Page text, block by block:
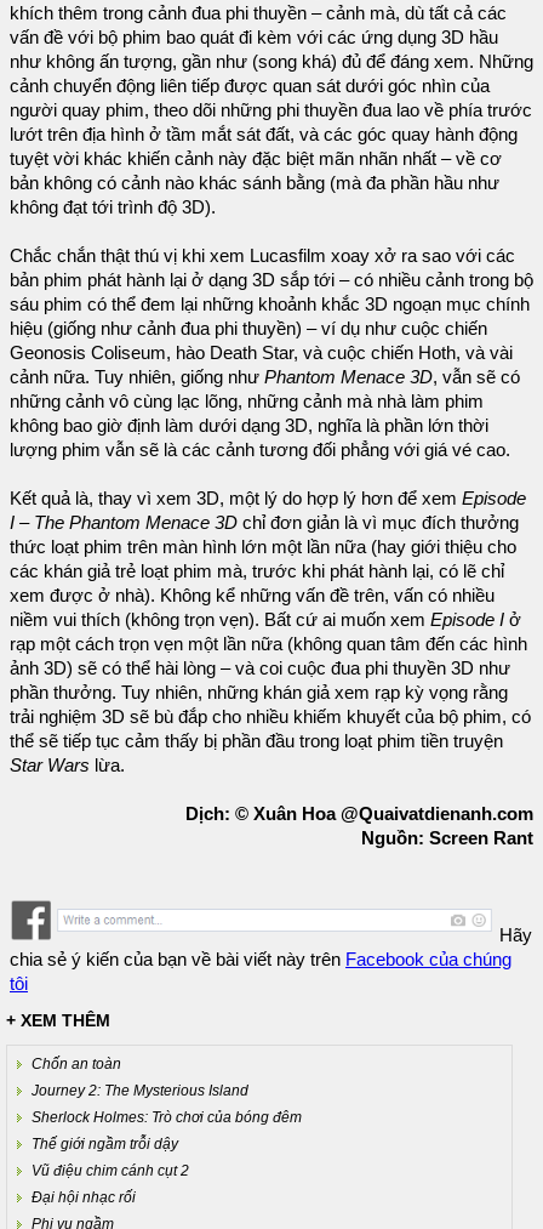
khích thêm trong cảnh đua phi thuyền – cảnh mà, dù tất cả các
vấn đề với bộ phim bao quát đi kèm với các ứng dụng 3D hầu
như không ấn tượng, gần như (song khá) đủ để đáng xem. Những
cảnh chuyển động liên tiếp được quan sát dưới góc nhìn của
người quay phim, theo dõi những phi thuyền đua lao về phía trước
lướt trên địa hình ở tầm mắt sát đất, và các góc quay hành động
tuyệt vời khác khiến cảnh này đặc biệt mãn nhãn nhất – về cơ
bản không có cảnh nào khác sánh bằng (mà đa phần hầu như
không đạt tới trình độ 3D).
Chắc chắn thật thú vị khi xem Lucasfilm xoay xở ra sao với các
bản phim phát hành lại ở dạng 3D sắp tới – có nhiều cảnh trong bộ
sáu phim có thể đem lại những khoảnh khắc 3D ngoạn mục chính
hiệu (giống như cảnh đua phi thuyền) – ví dụ như cuộc chiến
Geonosis Coliseum, hào Death Star, và cuộc chiến Hoth, và vài
cảnh nữa. Tuy nhiên, giống như Phantom Menace 3D, vẫn sẽ có
những cảnh vô cùng lạc lõng, những cảnh mà nhà làm phim
không bao giờ định làm dưới dạng 3D, nghĩa là phần lớn thời
lượng phim vẫn sẽ là các cảnh tương đối phẳng với giá vé cao.
Kết quả là, thay vì xem 3D, một lý do hợp lý hơn để xem Episode
I – The Phantom Menace 3D chỉ đơn giản là vì mục đích thưởng
thức loạt phim trên màn hình lớn một lần nữa (hay giới thiệu cho
các khán giả trẻ loạt phim mà, trước khi phát hành lại, có lẽ chỉ
xem được ở nhà). Không kể những vấn đề trên, vấn có nhiều
niềm vui thích (không trọn vẹn). Bất cứ ai muốn xem Episode I ở
rạp một cách trọn vẹn một lần nữa (không quan tâm đến các hình
ảnh 3D) sẽ có thể hài lòng – và coi cuộc đua phi thuyền 3D như
phần thưởng. Tuy nhiên, những khán giả xem rạp kỳ vọng rằng
trải nghiệm 3D sẽ bù đắp cho nhiều khiếm khuyết của bộ phim, có
thể sẽ tiếp tục cảm thấy bị phần đầu trong loạt phim tiền truyện
Star Wars lừa.
Dịch: © Xuân Hoa @Quaivatdienanh.com
Nguồn: Screen Rant
Hãy
chia sẻ ý kiến của bạn về bài viết này trên Facebook của chúng
tôi
+ XEM THÊM
Chốn an toàn
Journey 2: The Mysterious Island
Sherlock Holmes: Trò chơi của bóng đêm
Thế giới ngầm trỗi dậy
Vũ điệu chim cánh cụt 2
Đại hội nhạc rối
Phi vụ ngầm